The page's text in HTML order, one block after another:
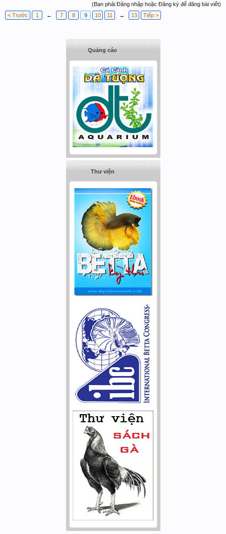
(Bạn phải Đăng nhập hoặc Đăng ký để đăng bài viết)
< Trước
1 ← 7 8 9 10 11 → 13 Tiếp >
Quảng cáo
Thư viện